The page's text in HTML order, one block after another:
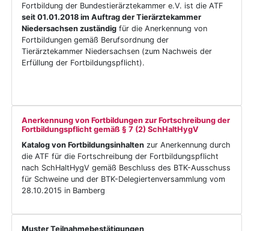
Fortbildung der Bundestierärztekammer e.V. ist die ATF
seit 01.01.2018 im Auftrag der Tierärztekammer
Niedersachsen zuständig für die Anerkennung von
Fortbildungen gemäß Berufsordnung der
Tierärztekammer Niedersachsen (zum Nachweis der
Erfüllung der Fortbildungspflicht).
Anerkennung von Fortbildungen zur Fortschreibung der
Fortbildungspflicht gemäß § 7 (2) SchHaltHygV
Katalog von Fortbildungsinhalten zur Anerkennung durch
die ATF für die Fortschreibung der Fortbildungspflicht
nach SchHaltHygV gemäß Beschluss des BTK-Ausschuss
für Schweine und der BTK-Delegiertenversammlung vom
28.10.2015 in Bamberg
Muster Teilnahmebestätigungen